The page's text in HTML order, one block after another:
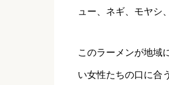
ュー、ネギ、モヤシ
このラーメンが地域
い女性たちの口に合